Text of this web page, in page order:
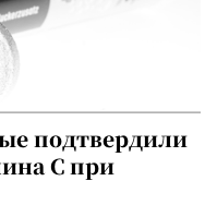
подтвердили
C при